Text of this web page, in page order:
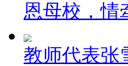
恩母校，情
教师代表张